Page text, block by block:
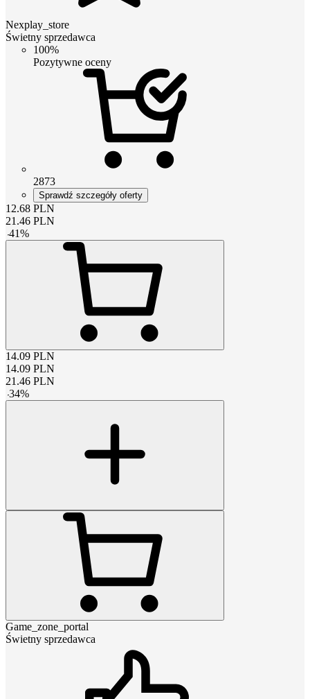
Nexplay_store
Świetny sprzedawca
100%
Pozytywne oceny
2873
Sprawdź szczegóły oferty
12.68 PLN
21.46 PLN
-41%
14.09 PLN
14.09 PLN
21.46 PLN
-34%
Game_zone_portal
Świetny sprzedawca